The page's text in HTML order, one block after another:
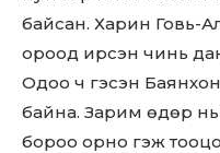
to
байсан. Харин Говь-
ороод ирсэн чинь
Одоо ч гэсэн
байна. Зарим өдөр
бороо орно гэж